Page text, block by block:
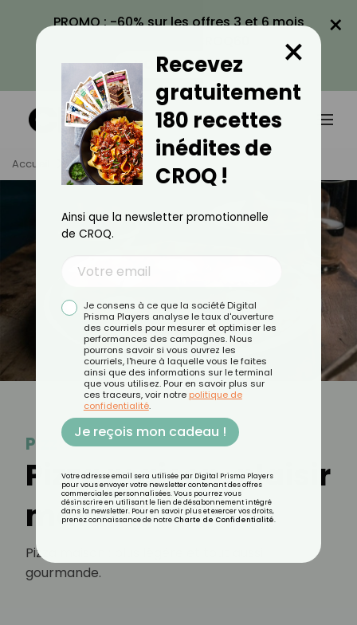
PROMO : -60% sur les offres 3 et 6 mois
VOIR LA PROMO
×
Accueil Tag Pizza
Pizza
Pizza maison, plaisir
maîtrisé
Pizza maison : plus légère et tout aussi
gourmande.
Recevez
gratuitement
180 recettes
inédites de
CROQ !
×
Ainsi que la newsletter promotionnelle
de CROQ.
Je consens à ce que la société Digital
Prisma Players analyse le taux d'ouverture
des courriels pour mesurer et optimiser les
performances des campagnes. Nous
pourrons savoir si vous ouvrez les
courriels, l'heure à laquelle vous le faites
ainsi que des informations sur le terminal
que vous utilisez. Pour en savoir plus sur
ces traceurs, voir notre politique de
confidentialité.
Je reçois mon cadeau !
Votre adresse email sera utilisée par Digital Prisma Players
pour vous envoyer votre newsletter contenant des offres
commerciales personnalisées. Vous pourrez vous
désinscrire en utilisant le lien de désabonnement intégré
dans la newsletter. Pour en savoir plus et exercer vos droits,
prenez connaissance de notre Charte de Confidentialité.